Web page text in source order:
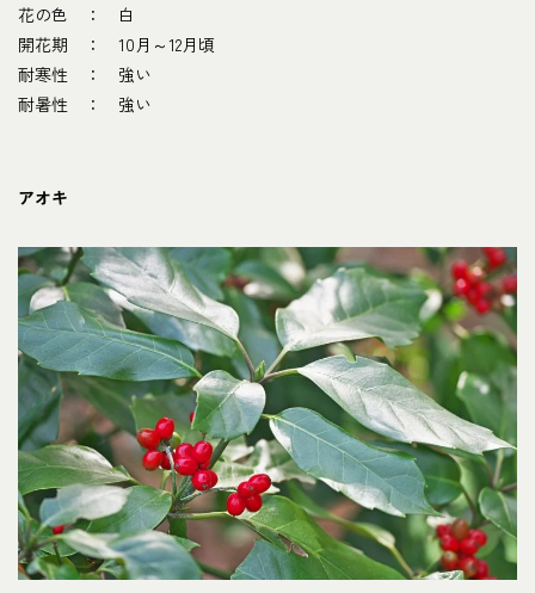
花の色 ： 白
開花期 ： 10月～12月頃
耐寒性 ： 強い
耐暑性 ： 強い
アオキ